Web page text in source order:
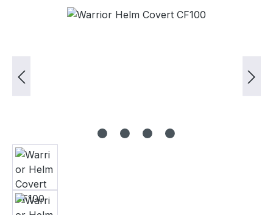
Bildergalerie überspringen